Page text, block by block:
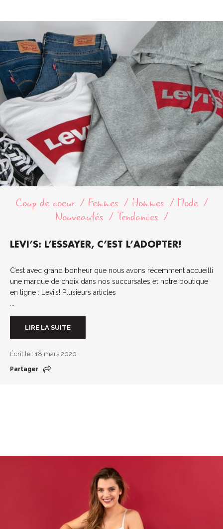
Coup de coeur Femmes Hommes
Mode
Nouveautés
Tendances
LEVI’S: L’ESSAYER, C’EST L’ADOPTER!
C’est avec grand bonheur que nous avons récemment accueilli
une marque de choix dans nos succursales et notre boutique
en ligne : Levi’s! Plusieurs articles
LIRE LA SUITE
Écrit le : 18 mars 2020
Partager